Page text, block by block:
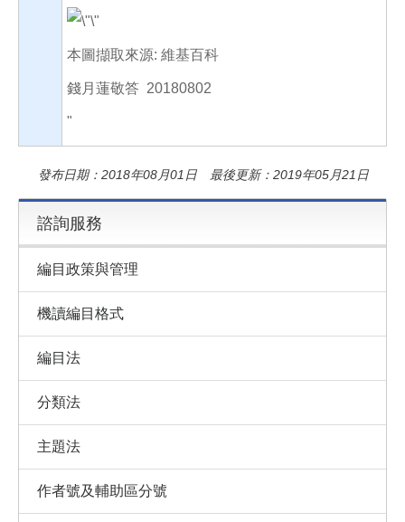
本圖擷取來源: 維基百科
錢月蓮敬答 20180802
"
發布日期：2018年08月01日 最後更新：2019年05月21日
諮詢服務
編目政策與管理
機讀編目格式
編目法
分類法
主題法
作者號及輔助區分號